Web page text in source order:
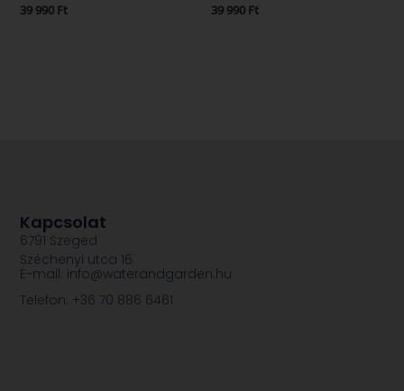
39 990 Ft 39 990 Ft
Kapcsolat
6791 Szeged
Széchenyi utca 16.
E-mail: info@waterandgarden.hu
Telefon: +36 70 886 6461